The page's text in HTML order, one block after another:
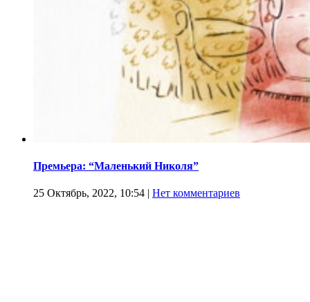
Премьера: “Маленький Николя”
25 Октябрь, 2022, 10:54 | Нет комментариев